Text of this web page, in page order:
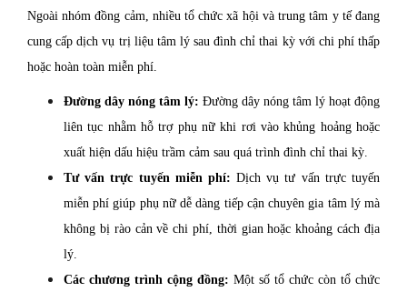
Ngoài nhóm đồng cảm, nhiều tổ chức xã hội và trung tâm y tế đang
cung cấp dịch vụ trị liệu tâm lý sau đình chỉ thai kỳ với chi phí thấp
hoặc hoàn toàn miễn phí.
Đường dây nóng tâm lý: Đường dây nóng tâm lý hoạt động
liên tục nhằm hỗ trợ phụ nữ khi rơi vào khủng hoảng hoặc
xuất hiện dấu hiệu trầm cảm sau quá trình đình chỉ thai kỳ.
Tư vấn trực tuyến miễn phí: Dịch vụ tư vấn trực tuyến
miễn phí giúp phụ nữ dễ dàng tiếp cận chuyên gia tâm lý mà
không bị rào cản về chi phí, thời gian hoặc khoảng cách địa
lý.
Các chương trình cộng đồng: Một số tổ chức còn tổ chức